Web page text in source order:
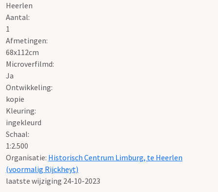
Heerlen
Aantal:
1
Afmetingen:
68x112cm
Microverfilmd:
Ja
Ontwikkeling:
kopie
Kleuring:
ingekleurd
Schaal:
1:2.500
Organisatie: Historisch Centrum Limburg, te Heerlen
(voormalig Rijckheyt)
laatste wijziging 24-10-2023